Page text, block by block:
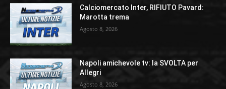
Calciomercato Inter, RIFIUTO Pavard:
Marotta trema
Agosto 8, 2026
Napoli amichevole tv: la SVOLTA per
Allegri
Agosto 8, 2026